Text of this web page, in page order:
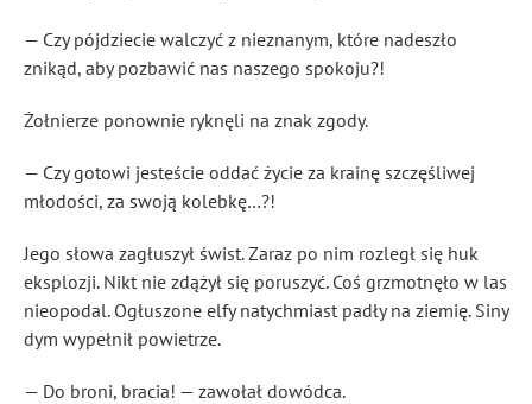
— Czy pójdziecie walczyć z nieznanym, które nadeszło
znikąd, aby pozbawić nas naszego spokoju?!
Żołnierze ponownie ryknęli na znak zgody.
— Czy gotowi jesteście oddać życie za krainę szczęśliwej
młodości, za swoją kolebkę…?!
Jego słowa zagłuszył świst. Zaraz po nim rozległ się huk
eksplozji. Nikt nie zdążył się poruszyć. Coś grzmotnęło w las
nieopodal. Ogłuszone elfy natychmiast padły na ziemię. Siny
dym wypełnił powietrze.
— Do broni, bracia! — zawołał dowódca.